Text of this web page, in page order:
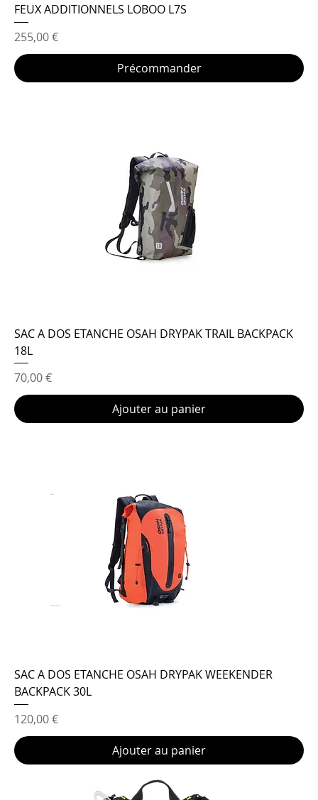
FEUX ADDITIONNELS LOBOO L7S
Prix
255,00 €
Précommander
SAC A DOS ETANCHE OSAH DRYPAK TRAIL BACKPACK
18L
Prix
70,00 €
Ajouter au panier
SAC A DOS ETANCHE OSAH DRYPAK WEEKENDER
BACKPACK 30L
Prix
120,00 €
Ajouter au panier